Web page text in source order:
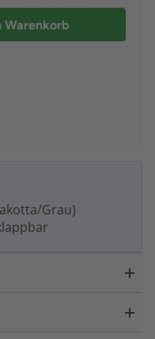
Warenkorb
Grau)